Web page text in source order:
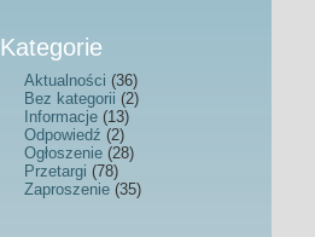
Kategorie
Aktualności (36)
Bez kategorii (2)
Informacje (13)
Odpowiedź (2)
Ogłoszenie (28)
Przetargi (78)
Zaproszenie (35)